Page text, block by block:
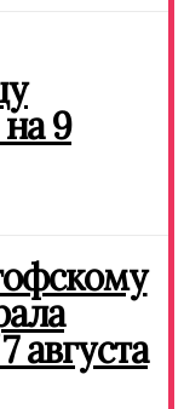
9
августа